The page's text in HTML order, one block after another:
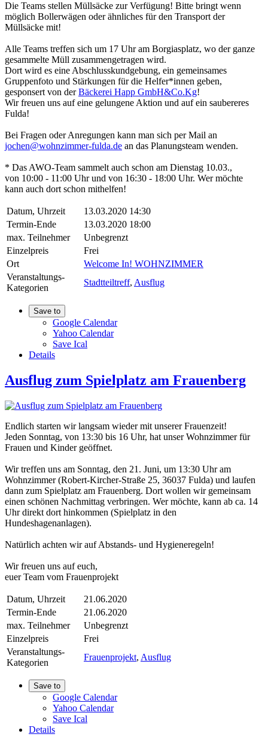
Die Teams stellen Müllsäcke zur Verfügung! Bitte bringt wenn
möglich Bollerwägen oder ähnliches für den Transport der
Müllsäcke mit!
Alle Teams treffen sich um 17 Uhr am Borgiasplatz, wo der ganze
gesammelte Müll zusammengetragen wird.
Dort wird es eine Abschlusskundgebung, ein gemeinsames
Gruppenfoto und Stärkungen für die Helfer*innen geben,
gesponsert von derBäckerei Happ GmbH&Co.Kg!
Wir freuen uns auf eine gelungene Aktion und auf ein saubereres
Fulda!
Bei Fragen oder Anregungen kann man sich per Mail an
jochen@wohnzimmer-fulda.de an das Planungsteam wenden.
* Das AWO-Team sammelt auch schon am Dienstag 10.03.,
von 10:00 - 11:00 Uhr und von 16:30 - 18:00 Uhr. Wer möchte
kann auch dort schon mithelfen!
Datum, Uhrzeit
13.03.2020 14:30
Termin-Ende
13.03.2020 18:00
max. Teilnehmer
Unbegrenzt
Einzelpreis
Frei
Ort
Welcome In! WOHNZIMMER
Veranstaltungs-
Kategorien
Stadtteiltreff, Ausflug
Save to
Google Calendar
Yahoo Calendar
Save Ical
Details
Ausflug zum Spielplatz am Frauenberg
Endlich starten wir langsam wieder mit unserer Frauenzeit!
Jeden Sonntag, von 13:30 bis 16 Uhr, hat unser Wohnzimmer für
Frauen und Kinder geöffnet.
Wir treffen uns am Sonntag, den 21. Juni, um 13:30 Uhr am
Wohnzimmer (Robert-Kircher-Straße 25, 36037 Fulda) und laufen
dann zum Spielplatz am Frauenberg. Dort wollen wir gemeinsam
einen schönen Nachmittag verbringen. Wer möchte, kann ab ca. 14
Uhr direkt dort hinkommen (Spielplatz in den
Hundeshagenanlagen).
Natürlich achten wir auf Abstands- und Hygieneregeln!
Wir freuen uns auf euch,
euer Team vom Frauenprojekt
Datum, Uhrzeit
21.06.2020
Termin-Ende
21.06.2020
max. Teilnehmer
Unbegrenzt
Einzelpreis
Frei
Veranstaltungs-
Kategorien
Frauenprojekt, Ausflug
Save to
Google Calendar
Yahoo Calendar
Save Ical
Details